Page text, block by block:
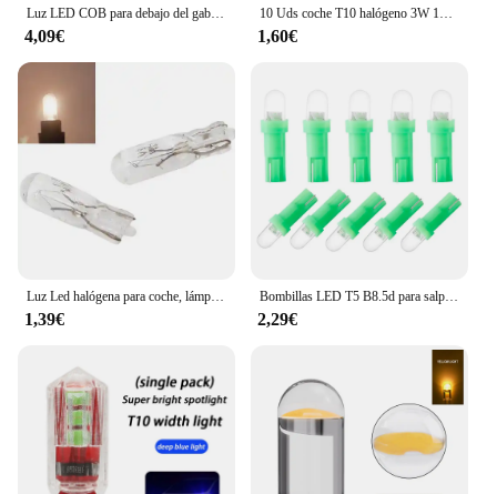
Luz LED COB para debajo del gabinete con pegatina adhesiva, luz nocturna inalámbrica, lámpara de pared para el hogar, funciona con pilas AAA, lámpara para armario
4,09€
10 Uds coche T10 halógeno 3W 194 158 cuñas 12V lámpara de coche bombillas blancas instrumento luz luces de lectura accesorios de lámpara de liquidación
1,60€
Luz Led halógena para coche, lámpara de 12v, 1,2 w, 10 piezas, W2W, T5, marcador lateral, Bombilla para salpicadero
1,39€
Bombillas LED T5 B8.5d para salpicadero de coche, luces de velocidad, Bombilla Interior de coche, accesorios, lámparas de interruptor lateral, 12V
2,29€